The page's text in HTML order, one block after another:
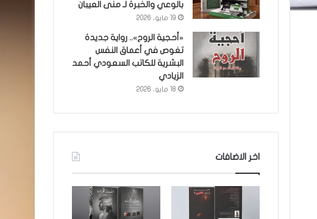
بالوعي والخبرة لـ منى العيبان
19 مايو، 2026
«أحجية الروح».. رواية جديدة
تغوص في أعماق النفس
البشرية للكاتب السعودي أحمد
الزيادي
18 مايو، 2026
اخر الاضافات